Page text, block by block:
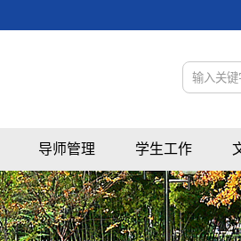
导师管理 学生工作